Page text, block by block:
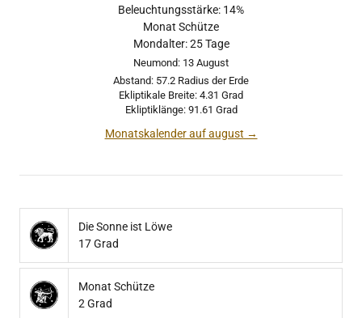
Beleuchtungsstärke: 14%
Monat Schütze
Mondalter: 25 Tage
Neumond: 13 August
Abstand: 57.2 Radius der Erde
Ekliptikale Breite: 4.31 Grad
Ekliptiklänge: 91.61 Grad
Monatskalender auf august →
Die Sonne ist Löwe
17 Grad
Monat Schütze
2 Grad